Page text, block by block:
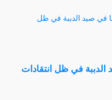
الدببة في ظل انتقادات